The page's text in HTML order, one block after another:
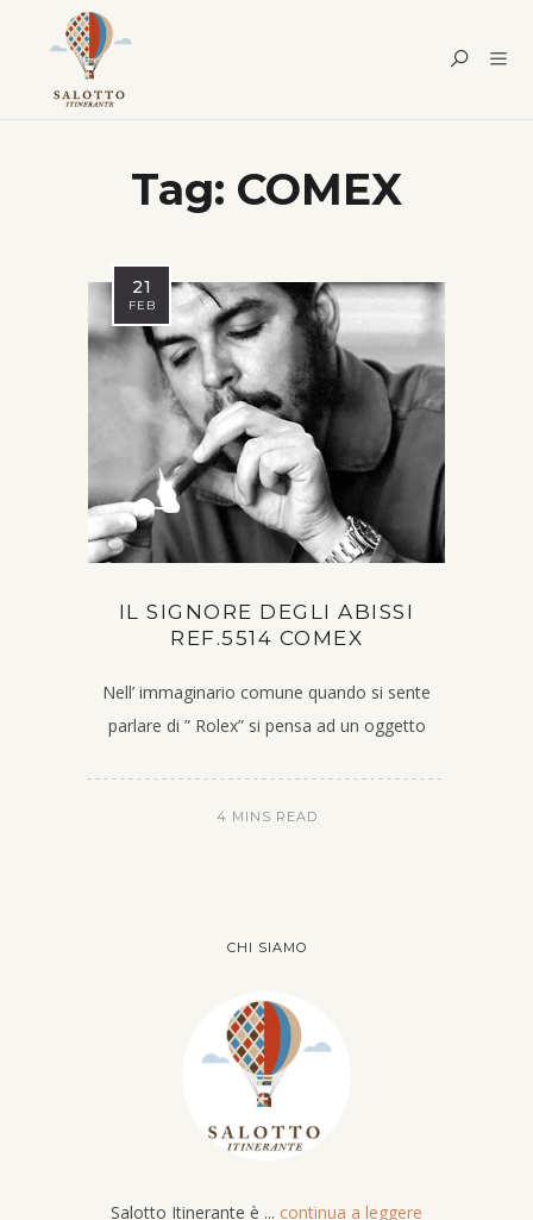
Tag: COMEX
21
FEB
IL SIGNORE DEGLI ABISSI
REF.5514 COMEX
Nell’ immaginario comune quando si sente
parlare di ” Rolex” si pensa ad un oggetto
4 MINS READ
CHI SIAMO
Salotto Itinerante è ... continua a leggere